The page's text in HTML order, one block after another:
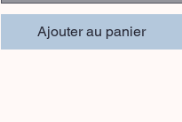
Ajouter au panier